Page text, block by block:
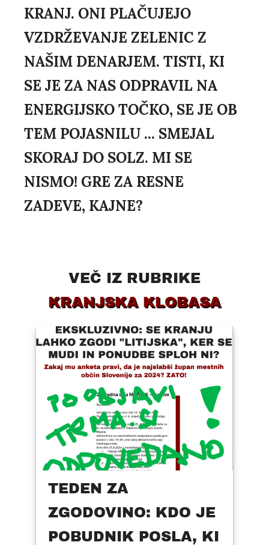
KRANJ. ONI PLAČUJEJO
VZDRŽEVANJE ZELENIC Z
NAŠIM DENARJEM. TISTI, KI
SE JE ZA NAS ODPRAVIL NA
ENERGIJSKO TOČKO, SE JE OB
TEM POJASNILU ... SMEJAL
SKORAJ DO SOLZ. MI SE
NISMO! GRE ZA RESNE
ZADEVE, KAJNE?
VEČ IZ RUBRIKE
KRANJSKA KLOBASA
TEDEN ZA
ZGODOVINO: KDO JE
POBUDNIK POSLA, KI